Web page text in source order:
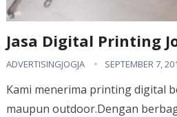
Jasa Digital Printing
ADVERTISINGJOGJA SEPTEMBER 7,
Kami menerima printing digital
maupun outdoor.Dengan